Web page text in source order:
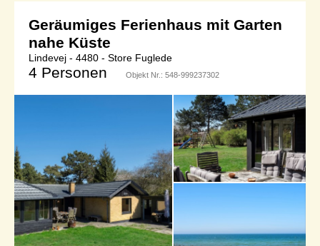
Geräumiges Ferienhaus mit Garten
nahe Küste
Lindevej - 4480 - Store Fuglede
4 Personen Objekt Nr.: 548-999237302